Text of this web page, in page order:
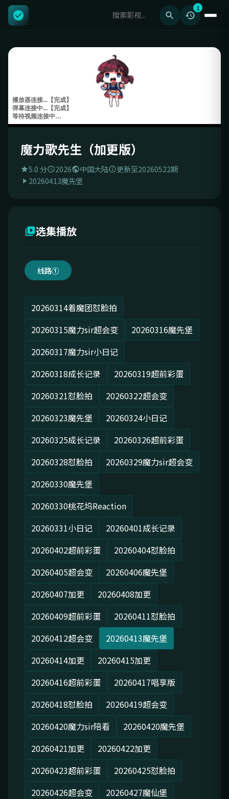
1
魔力歌先生（加更版）
5.0 分 2026 中国大陆
更新至20260522期
20260413魔先堡
选集播放
线路①
20260314着魔团怼脸拍
20260315魔力sir超会变
20260316魔先堡
20260317魔力sir小日记
20260318成长记录
20260319超前彩蛋
20260321怼脸拍
20260322超会变
20260323魔先堡
20260324小日记
20260325成长记录
20260326超前彩蛋
20260328怼脸拍
20260329魔力sir超会变
20260330魔先堡
20260330桃花坞Reaction
20260331小日记
20260401成长记录
20260402超前彩蛋
20260404怼脸拍
20260405超会变
20260406魔先堡
20260407加更
20260408加更
20260409超前彩蛋
20260411怼脸拍
20260412超会变
20260413魔先堡
20260414加更
20260415加更
20260416超前彩蛋
20260417唱享版
20260418怼脸拍
20260419超会变
20260420魔力sir陪看
20260420魔先堡
20260421加更
20260422加更
20260423超前彩蛋
20260425怼脸拍
20260426超会变
20260427魔仙堡